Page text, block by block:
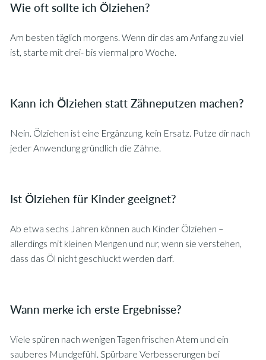
Wie oft sollte ich Ölziehen?
Am besten täglich morgens. Wenn dir das am Anfang zu viel
ist, starte mit drei- bis viermal pro Woche.
Kann ich Ölziehen statt Zähneputzen machen?
Nein. Ölziehen ist eine Ergänzung, kein Ersatz. Putze dir nach
jeder Anwendung gründlich die Zähne.
Ist Ölziehen für Kinder geeignet?
Ab etwa sechs Jahren können auch Kinder Ölziehen –
allerdings mit kleinen Mengen und nur, wenn sie verstehen,
dass das Öl nicht geschluckt werden darf.
Wann merke ich erste Ergebnisse?
Viele spüren nach wenigen Tagen frischen Atem und ein
sauberes Mundgefühl. Spürbare Verbesserungen bei